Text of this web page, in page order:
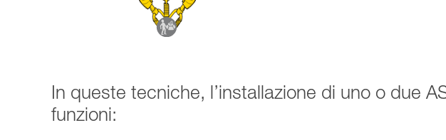
In queste tecniche, l’installazione di uno o due
funzioni: